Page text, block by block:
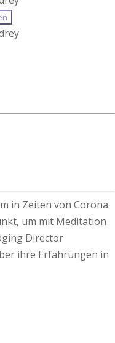
in Zeiten von Corona.
um mit Meditation
Director
ihre Erfahrungen in